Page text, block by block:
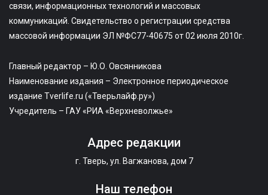
связи, информационных технологий и массовых
коммуникаций. Свидетельство о регистрации средства
массовой информации ЭЛ №ФС77-40675 от 02 июля 2010г.
Главный редактор – Ю.О. Овсянникова
Наименование издания – Электронное периодическое
издание Tverlife.ru («Тверьлайф.ру»)
Учредитель – ГАУ «РИА «Верхневолжье»
Адрес редакции
г. Тверь, ул. Вагжанова, дом 7
Наш телефон